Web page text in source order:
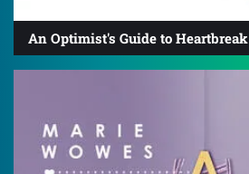
An Optimist's Guide to Heartbreak